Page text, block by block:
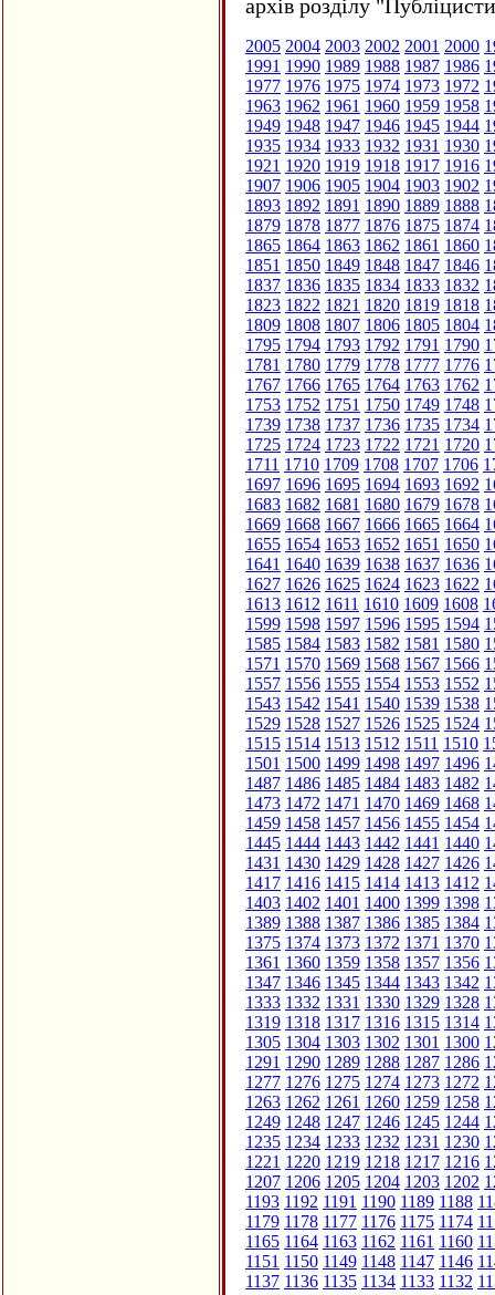
архів розділу
2005 2004 2003 2002 2001 2000
1991 1990 1989 1988 1987 1986
1977 1976 1975 1974 1973 1972
1963 1962 1961 1960 1959 1958
1949 1948 1947 1946 1945 1944
1935 1934 1933 1932 1931 1930
1921 1920 1919 1918 1917 1916
1907 1906 1905 1904 1903 1902
1893 1892 1891 1890 1889 1888
1879 1878 1877 1876 1875 1874
1865 1864 1863 1862 1861 1860
1851 1850 1849 1848 1847 1846
1837 1836 1835 1834 1833 1832
1823 1822 1821 1820 1819 1818
1809 1808 1807 1806 1805 1804
1795 1794 1793 1792 1791 1790
1781 1780 1779 1778 1777 1776
1767 1766 1765 1764 1763 1762
1753 1752 1751 1750 1749 1748
1739 1738 1737 1736 1735 1734
1725 1724 1723 1722 1721 1720
1711 1710 1709 1708 1707 1706
1697 1696 1695 1694 1693 1692
1683 1682 1681 1680 1679 1678
1669 1668 1667 1666 1665 1664
1655 1654 1653 1652 1651 1650
1641 1640 1639 1638 1637 1636
1627 1626 1625 1624 1623 1622
1613 1612 1611 1610 1609 1608
1599 1598 1597 1596 1595 1594
1585 1584 1583 1582 1581 1580
1571 1570 1569 1568 1567 1566
1557 1556 1555 1554 1553 1552
1543 1542 1541 1540 1539 1538
1529 1528 1527 1526 1525 1524
1515 1514 1513 1512 1511 1510
1501 1500 1499 1498 1497 1496
1487 1486 1485 1484 1483 1482
1473 1472 1471 1470 1469 1468
1459 1458 1457 1456 1455 1454
1445 1444 1443 1442 1441 1440
1431 1430 1429 1428 1427 1426
1417 1416 1415 1414 1413 1412
1403 1402 1401 1400 1399 1398
1389 1388 1387 1386 1385 1384
1375 1374 1373 1372 1371 1370
1361 1360 1359 1358 1357 1356
1347 1346 1345 1344 1343 1342
1333 1332 1331 1330 1329 1328
1319 1318 1317 1316 1315 1314
1305 1304 1303 1302 1301 1300
1291 1290 1289 1288 1287 1286
1277 1276 1275 1274 1273 1272
1263 1262 1261 1260 1259 1258
1249 1248 1247 1246 1245 1244
1235 1234 1233 1232 1231 1230
1221 1220 1219 1218 1217 1216
1207 1206 1205 1204 1203 1202
1193 1192 1191 1190 1189 1188
1179 1178 1177 1176 1175 1174
1165 1164 1163 1162 1161 1160
1151 1150 1149 1148 1147 1146
1137 1136 1135 1134 1133 1132